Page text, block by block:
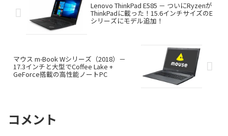
Lenovo ThinkPad E585 － ついにRyzenが
ThinkPadに載った！15.6インチサイズのE
シリーズにモデル追加！
マウス m-Book Wシリーズ（2018）－
17.3インチと大型でCoffee Lake +
GeForce搭載の高性能ノートPC
コメント